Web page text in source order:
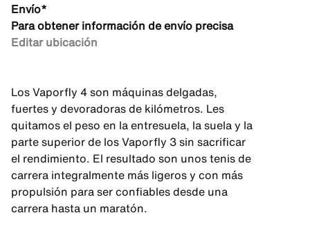
Envío*
Para obtener información de envío precisa
Editar ubicación
Los Vaporfly 4 son máquinas delgadas,
fuertes y devoradoras de kilómetros. Les
quitamos el peso en la entresuela, la suela y la
parte superior de los Vaporfly 3 sin sacrificar
el rendimiento. El resultado son unos tenis de
carrera integralmente más ligeros y con más
propulsión para ser confiables desde una
carrera hasta un maratón.